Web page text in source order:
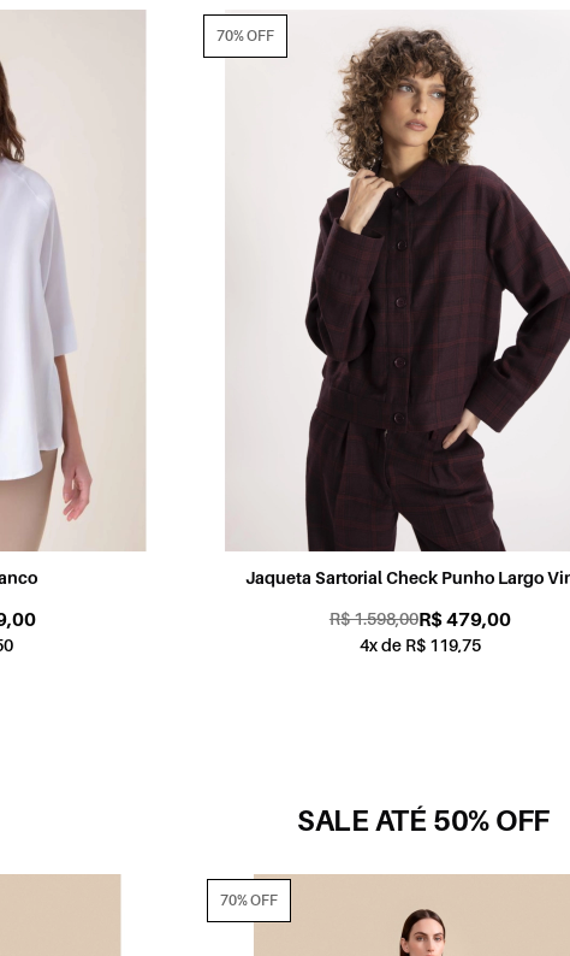
Jaqueta Sartorial Check Punho Largo
R$ 1.598,00R$ 479,00
4x de R$ 119,75
70% OFF
SALE ATÉ 50% OFF
70% OFF